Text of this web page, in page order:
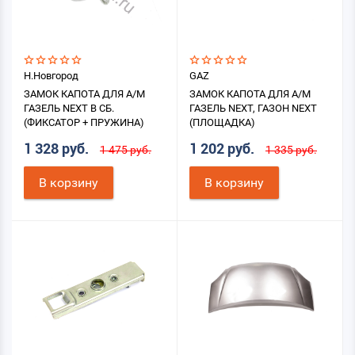
Н.Новгород
ЗАМОК КАПОТА ДЛЯ А/М
ГАЗЕЛЬ NEXT В СБ.
(ФИКСАТОР + ПРУЖИНА)
1 328 руб. 1 475 руб.
В корзину
GAZ
ЗАМОК КАПОТА ДЛЯ А/М
ГАЗЕЛЬ NEXT, ГАЗОН NEXT
(ПЛОЩАДКА)
1 202 руб. 1 335 руб.
В корзину